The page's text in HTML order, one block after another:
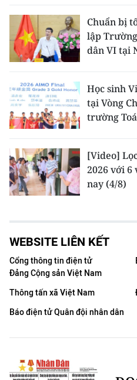
Chuẩn bị
lập
dân VI tại
Học sinh
tại Vòng
trường
[Video]
2026 với 6
nay (4/8)
WEBSITE LIÊN KẾT
Cổng thông tin điện tử
Đảng Cộng sản Việt Nam
Thông tấn xã Việt Nam
Báo điện tử Quân đội nhân dân